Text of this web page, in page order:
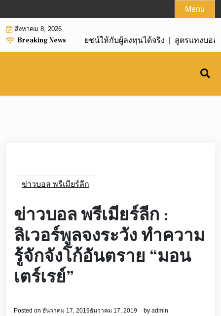
to
content
Menu
สิงหาคม 8, 2026
Breaking News
นง่าย สร้างผลผลประโยชน์ให้กับผู้ลงทุนได้จริง | สูตรแทงบอล
ข่าวบอล พรีเมียร์ลีก
ข่าวบอล พรีเมียร์ลีก :
ลิเวอร์พูลจงระวัง ทำความ
รู้จักจังโก้อันตราย “มอน
เตร์เรย์”
Posted on ธันวาคม 17, 2019ธันวาคม 17, 2019 by admin